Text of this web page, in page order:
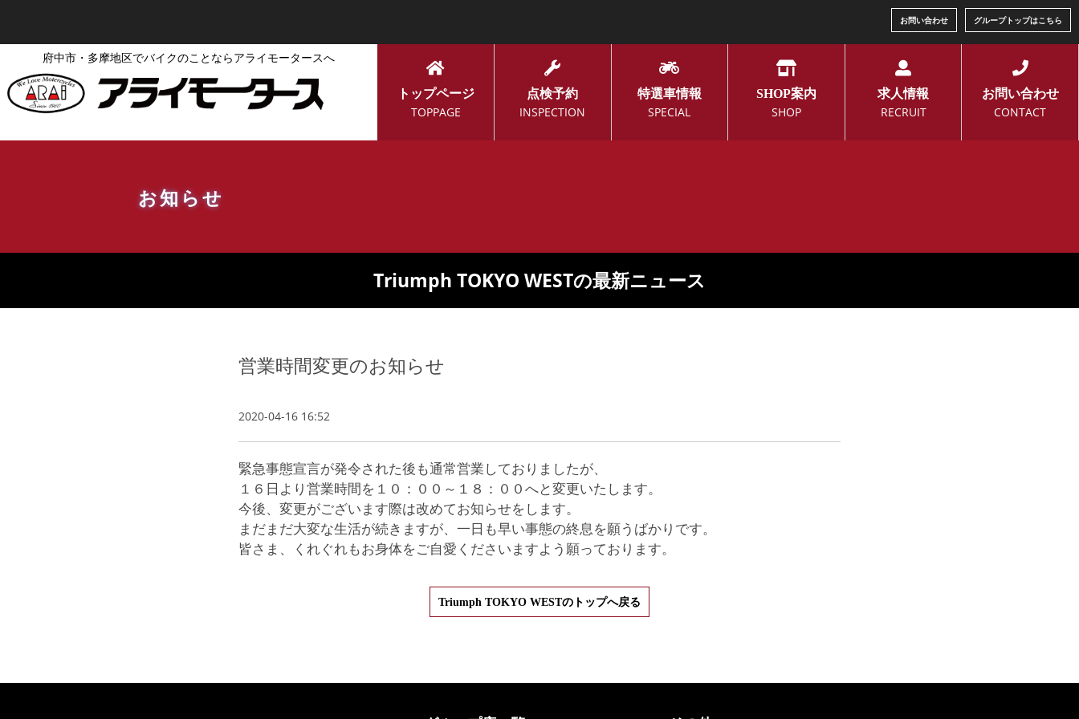
お問い合わせ グループトップはこちら
府中市・多摩地区でバイクのことならアライモータースへ
トップページ
TOPPAGE
点検予約
INSPECTION
特選車情報
SPECIAL
SHOP案内
SHOP
求人情報
RECRUIT
お問い合わせ
CONTACT
お知らせ
Triumph TOKYO WESTの最新ニュース
営業時間変更のお知らせ
2020-04-16 16:52
緊急事態宣言が発令された後も通常営業しておりましたが、
１６日より営業時間を１０：００～１８：００へと変更いたします。
今後、変更がございます際は改めてお知らせをします。
まだまだ大変な生活が続きますが、一日も早い事態の終息を願うばかりです。
皆さま、くれぐれもお身体をご自愛くださいますよう願っております。
Triumph TOKYO WESTのトップへ戻る